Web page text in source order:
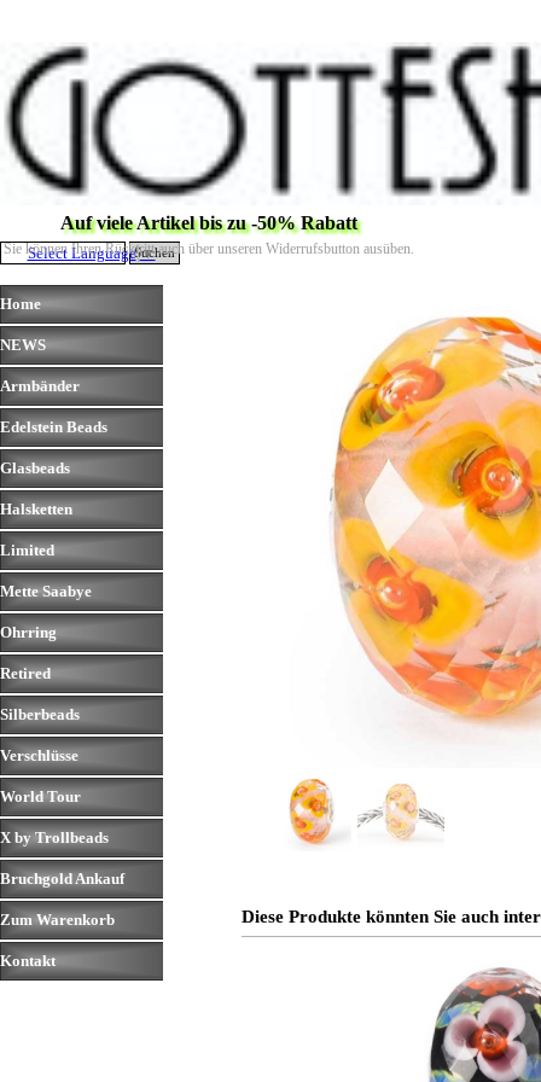
Auf viele Artikel bis zu -50% Rabatt
Sie können Ihren Rücktritt auch über unseren Widerrufsbutton ausüben.
Suchen
Select Language ▼
Menü überspringen
Home
NEWS
Armbänder
Edelstein Beads
Glasbeads
Halsketten
Limited
Mette Saabye
Ohrring
Retired
Silberbeads
Verschlüsse
World Tour
X by Trollbeads
Bruchgold Ankauf
Zum Warenkorb
Kontakt
Diese Produkte könnten Sie auch